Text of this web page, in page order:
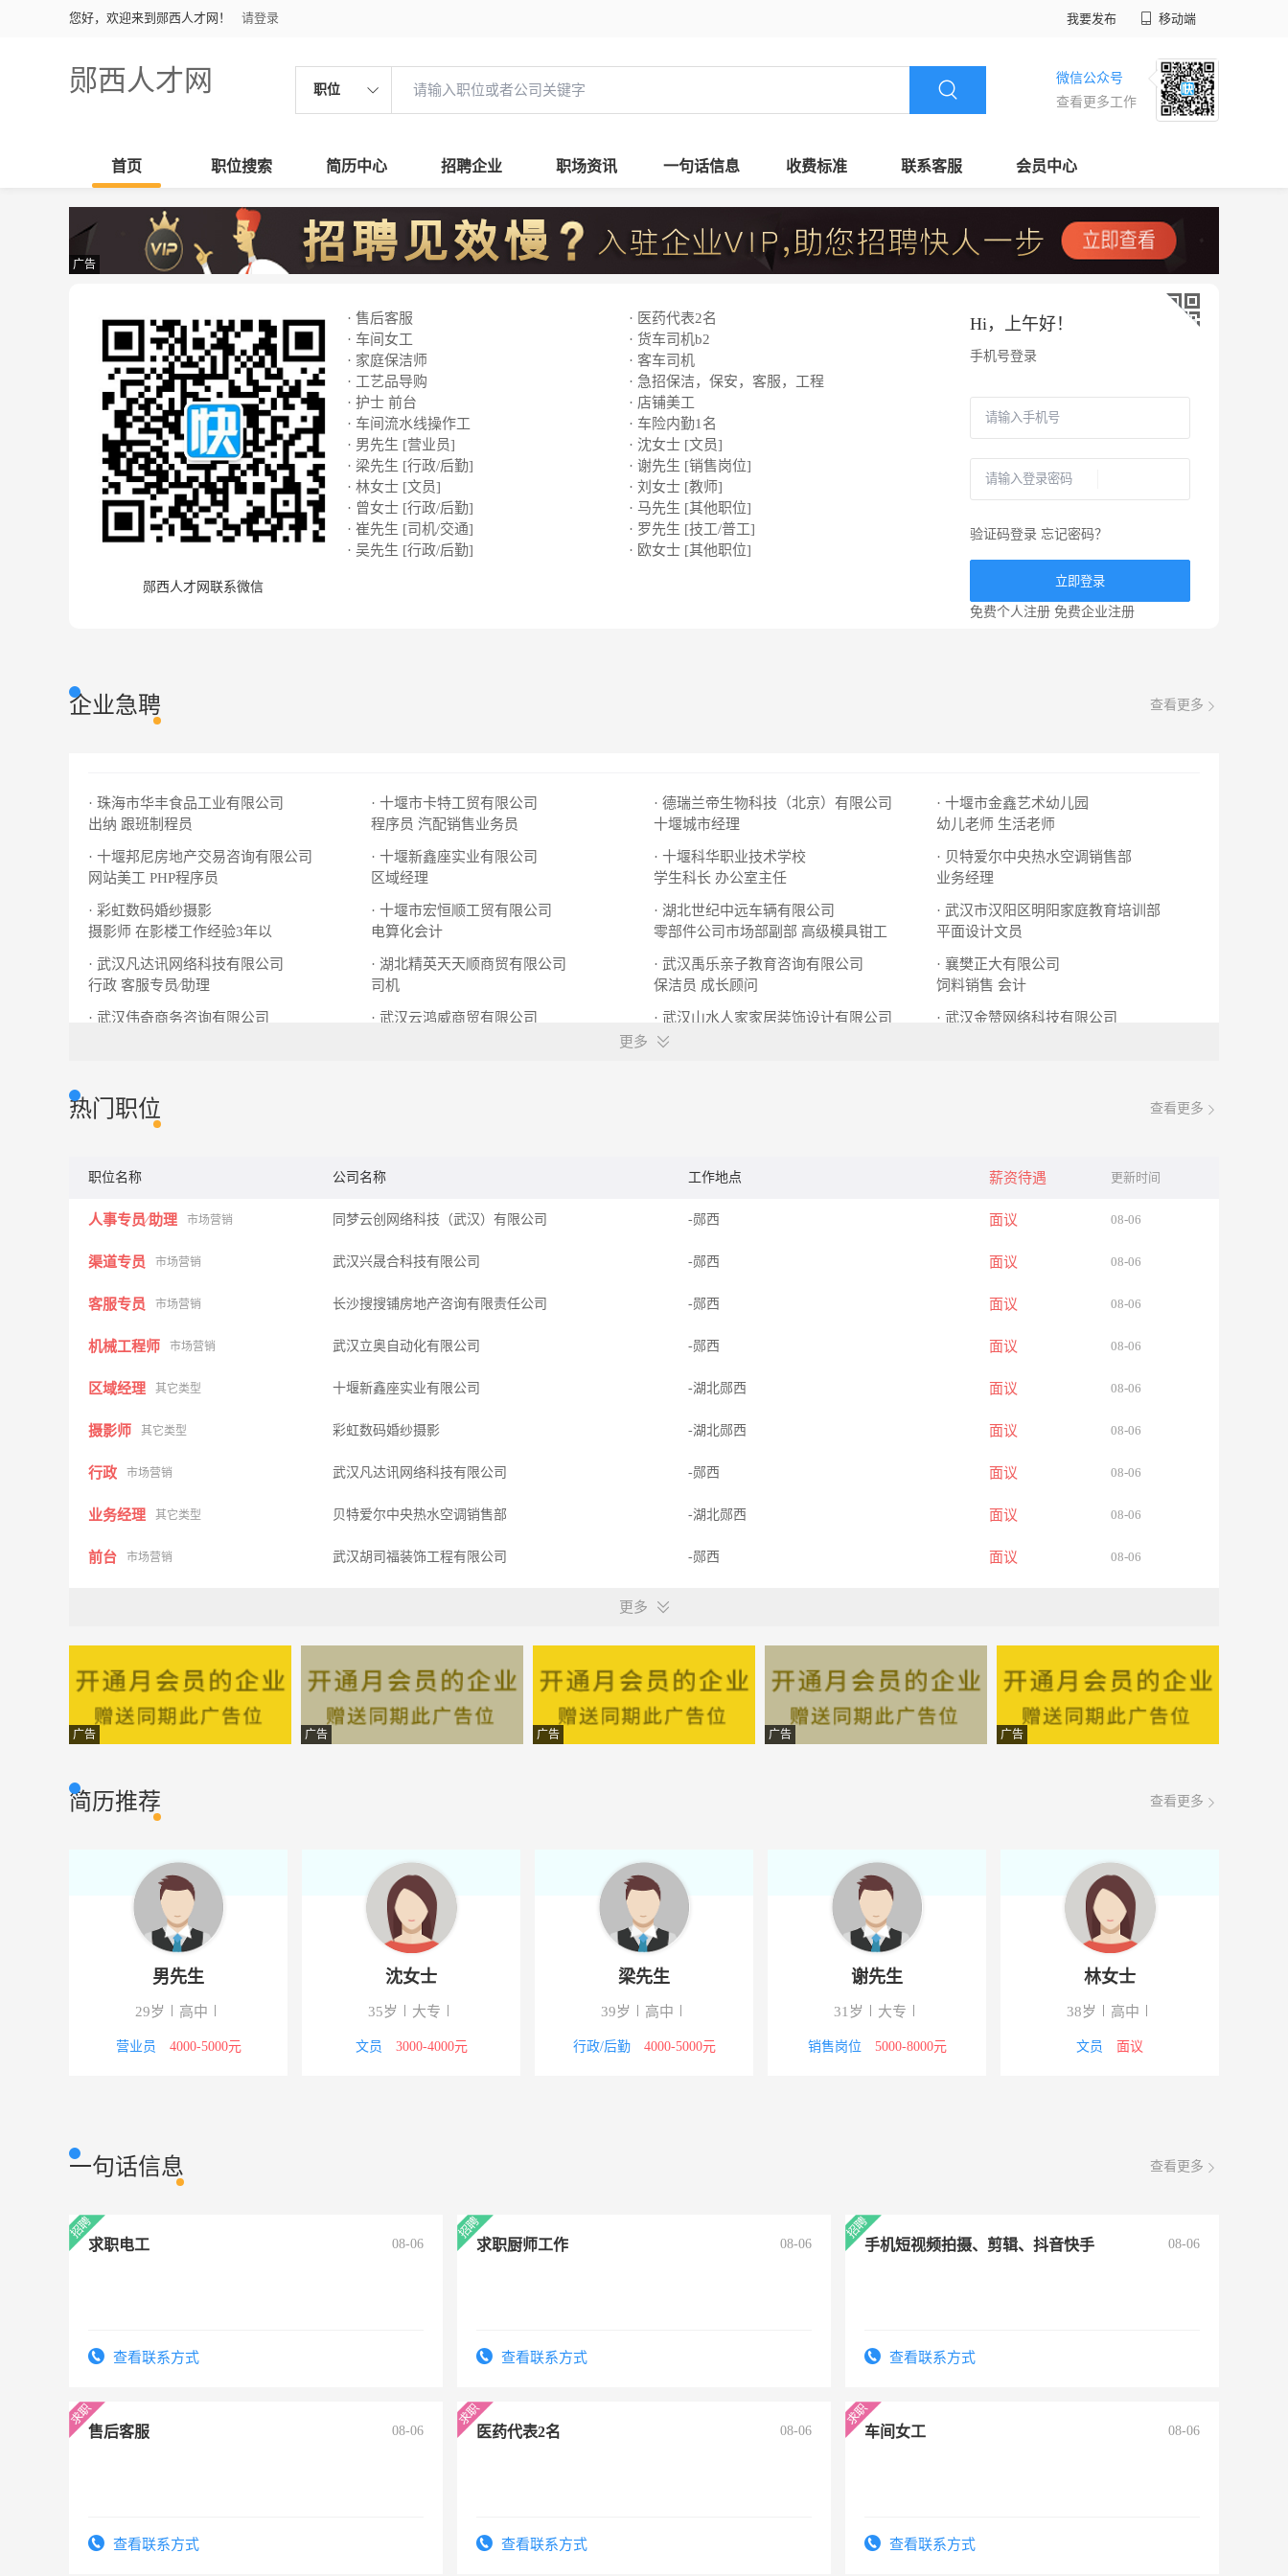
您好，欢迎来到郧西人才网！ 请登录 我要发布 移动端
郧西人才网 职位
微信公众号
查看更多工作
首页 职位搜索 简历中心 招聘企业 职场资讯 一句话信息 收费标准 联系客服 会员中心
广告
郧西人才网联系微信
· 售后客服
· 医药代表2名
· 车间女工
· 货车司机b2
· 家庭保洁师
· 客车司机
· 工艺品导购
· 急招保洁，保安，客服，工程
· 护士 前台
· 店铺美工
· 车间流水线操作工
· 车险内勤1名
· 男先生 [营业员]
· 沈女士 [文员]
· 梁先生 [行政/后勤]
· 谢先生 [销售岗位]
· 林女士 [文员]
· 刘女士 [教师]
· 曾女士 [行政/后勤]
· 马先生 [其他职位]
· 崔先生 [司机/交通]
· 罗先生 [技工/普工]
· 吴先生 [行政/后勤]
· 欧女士 [其他职位]
Hi， 上午好！
手机号登录
验证码登录 忘记密码？
立即登录
免费个人注册 免费企业注册
企业急聘 查看更多
· 珠海市华丰食品工业有限公司
出纳 跟班制程员
· 十堰市卡特工贸有限公司
程序员 汽配销售业务员
· 德瑞兰帝生物科技（北京）有限公司
十堰城市经理
· 十堰市金鑫艺术幼儿园
幼儿老师 生活老师
· 十堰邦尼房地产交易咨询有限公司
网站美工 PHP程序员
· 十堰新鑫座实业有限公司
区域经理
· 十堰科华职业技术学校
学生科长 办公室主任
· 贝特爱尔中央热水空调销售部
业务经理
· 彩虹数码婚纱摄影
摄影师 在影楼工作经验3年以
· 十堰市宏恒顺工贸有限公司
电算化会计
· 湖北世纪中远车辆有限公司
零部件公司市场部副部 高级模具钳工
· 武汉市汉阳区明阳家庭教育培训部
平面设计文员
· 武汉凡达讯网络科技有限公司
行政 客服专员∕助理
· 湖北精英天天顺商贸有限公司
司机
· 武汉禹乐亲子教育咨询有限公司
保洁员 成长顾问
· 襄樊正大有限公司
饲料销售 会计
· 武汉伟奇商务咨询有限公司
· 武汉云鸿威商贸有限公司
· 武汉山水人家家居装饰设计有限公司
设计师
· 武汉金赞网络科技有限公司
更多
热门职位 查看更多
职位名称 公司名称 工作地点 薪资待遇 更新时间
人事专员∕助理 市场营销 同梦云创网络科技（武汉）有限公司 -郧西 面议 08-06
渠道专员 市场营销 武汉兴晟合科技有限公司 -郧西 面议 08-06
客服专员 市场营销 长沙搜搜铺房地产咨询有限责任公司 -郧西 面议 08-06
机械工程师 市场营销 武汉立奥自动化有限公司 -郧西 面议 08-06
区域经理 其它类型 十堰新鑫座实业有限公司 -湖北郧西 面议 08-06
摄影师 其它类型 彩虹数码婚纱摄影 -湖北郧西 面议 08-06
行政 市场营销 武汉凡达讯网络科技有限公司 -郧西 面议 08-06
业务经理 其它类型 贝特爱尔中央热水空调销售部 -湖北郧西 面议 08-06
前台 市场营销 武汉胡司福装饰工程有限公司 -郧西 面议 08-06
物业客服前台 市场营销 武汉顶琇物业有限公司 -郧西 面议 08-06
服装店长 市场营销 武汉华立信商贸有限公司 -郧西 面议 08-06
文秘 市场营销
策划专员 市场营销 武汉维佳佰港城商业管理有限公司 08-06
市场营销 武汉金必达财务管理咨询有限公司 08-06
市场营销 武汉华立信商贸有限公司 08-06
十堰城市经理 其它类型 德瑞兰帝生物科技（北京）有限公司 08-06
更多
广告 广告 广告 广告 广告
简历推荐 查看更多
男先生
29岁 高中
营业员 4000-5000元
沈女士
35岁 大专
文员 3000-4000元
梁先生
39岁 高中
行政/后勤 4000-5000元
谢先生
31岁 大专
销售岗位 5000-8000元
林女士
38岁 高中
文员 面议
一句话信息 查看更多
求职电工 08-06
查看联系方式
求职厨师工作 08-06
查看联系方式
手机短视频拍摄、剪辑、抖音快手 08-06
查看联系方式
售后客服 08-06
查看联系方式
医药代表2名 08-06
查看联系方式
车间女工 08-06
查看联系方式